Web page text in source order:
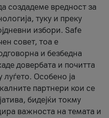
создадеме вредност за
туку и преку
избори. Safe
совет, тоа е
и безбедна
довербата и почитта
Особено ја
партнери кои се
бидејќи токму
важноста на темата и